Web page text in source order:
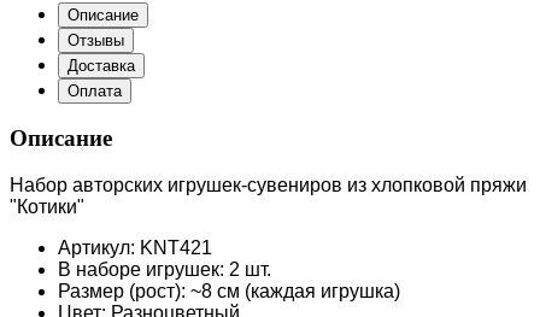
Описание
Отзывы
Доставка
Оплата
Описание
Набор авторских игрушек-сувениров из хлопковой пряжи
"Котики"
Артикул: KNT421
В наборе игрушек: 2 шт.
Размер (рост): ~8 см (каждая игрушка)
Цвет: Разноцветный